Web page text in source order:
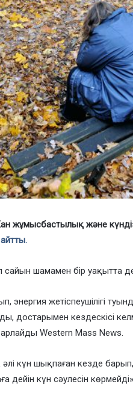
жұмысбастылық және
айтты.
шамамен бір уақытта
жетіспеушілігі
достарымен кездескісі
Western Mass News.
күн шықпаған кезде
дейін күн сәулесін